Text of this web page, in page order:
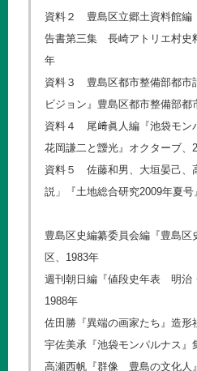
資料２ 豊島区立郷土資料館編
告書第三集 長崎アトリエ村史
年
資料３ 豊島区都市整備部都市
ビジョン』豊島区都市整備部
資料４ 尾﨑眞人編『池袋モ
花岡謙二と靉光』オクターブ、
資料５ 佐藤和男、大垣晏己、
説」『土地総合研究2009年夏
豊島区史編纂委員会編『豊島
区、1983年
週刊朝日編『値段史年表 明治
1988年
佐田勝『異端の画家たち』造形
宇佐美承『池袋モンパルナス』
高瀬西帆『群像 豊島の文化人